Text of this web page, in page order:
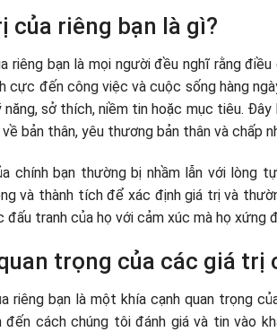
nhiệm
tin
tố sẽ ảnh hưởng đến bản thân
nào để cải thiện bản thân
của riêng bạn là gì?
riêng bạn là mọi người đều nghĩ rằng
cực đến công việc và cuộc sống hàng
năng, sở thích, niềm tin hoặc mục tiêu.
bản thân, yêu thương bản thân và chấp
chính bạn thường bị nhầm lẫn với lòng
và thành tích để xác định giá trị và
đấu tranh của họ với cảm xúc mà họ xứng
trọng của các giá trị
riêng bạn là một khía cạnh quan trọng
đến cách chúng tôi đánh giá và tin vào